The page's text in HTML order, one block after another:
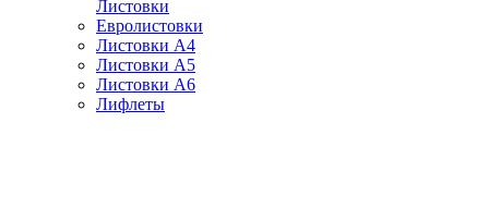
Листовки
Евролистовки
Листовки А4
Листовки А5
Листовки А6
Лифлеты